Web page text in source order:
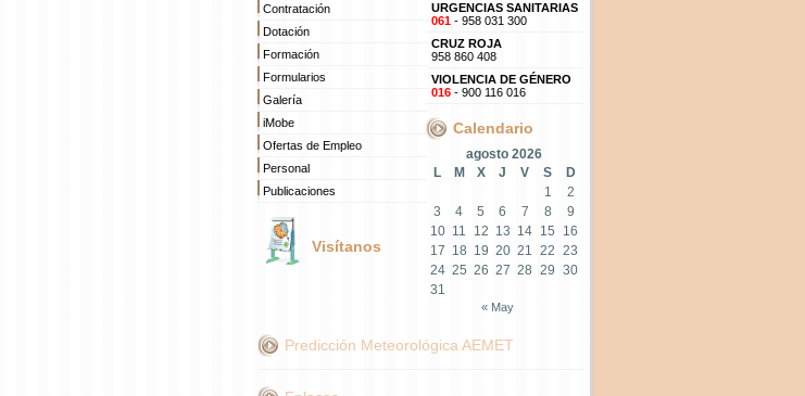
Contratación
Dotación
Formación
Formularios
Galería
iMobe
Ofertas de Empleo
Personal
Publicaciones
Visítanos
URGENCIAS SANITARIAS
061- 958 031 300
CRUZ ROJA
958 860 408
VIOLENCIA DE GÉNERO
016- 900 116 016
Calendario
agosto 2026
L
M X J V S
D
1
2
3
4 5 6 7 8
9
10 11 12 13 14 15
16
17 18 19 20 21 22 23
24 25 26 27 28 29 30
31
« May
Predicción Meteorológica AEMET